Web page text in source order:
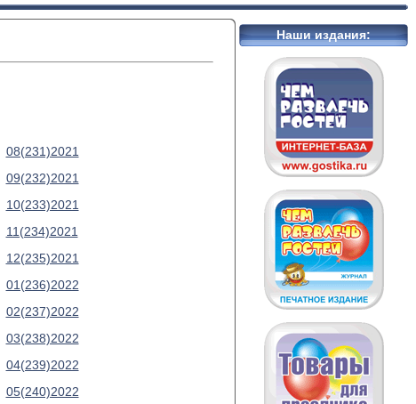
08(231)2021
09(232)2021
10(233)2021
11(234)2021
12(235)2021
01(236)2022
02(237)2022
03(238)2022
04(239)2022
05(240)2022
Наши издания: